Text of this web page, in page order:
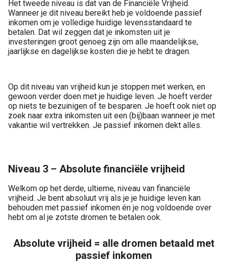
Het tweede niveau is dat van de Financiële Vrijheid.
Wanneer je dit niveau bereikt heb je voldoende passief
inkomen om je volledige huidige levensstandaard te
betalen. Dat wil zeggen dat je inkomsten uit je
investeringen groot genoeg zijn om alle maandelijkse,
jaarlijkse en dagelijkse kosten die je hebt te dragen.
Op dit niveau van vrijheid kun je stoppen met werken, en
gewoon verder doen met je huidige leven. Je hoeft verder
op niets te bezuinigen of te besparen. Je hoeft ook niet op
zoek naar extra inkomsten uit een (bij)baan wanneer je met
vakantie wil vertrekken. Je passief inkomen dekt alles.
Niveau 3 – Absolute financiële vrijheid
Welkom op het derde, ultieme, niveau van financiële
vrijheid. Je bent absoluut vrij als je je huidige leven kan
behouden met passief inkomen én je nog voldoende over
hebt om al je zotste dromen te betalen ook.
Absolute vrijheid = alle dromen betaald met
passief inkomen